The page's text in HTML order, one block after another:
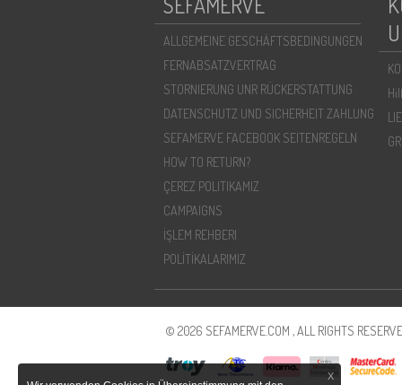
ALLGEMEINE GESCHÄFTSBEDINGUNGEN
FERNABSATZVERTRAG
STORNIERUNG UNR RÜCKERSTATTUNG
DATENSCHUTZ UND SICHERHEIT ZAHLUNG
SEFAMERVE FACEBOOK SEITENREGELN
HOW TO RETURN?
ÇEREZ POLITIKAMIZ
CAMPAIGNS
İŞLEM REHBERI
POLİTİKALARIMIZ
© 2026 SEFAMERVE.COM , ALL RIGHTS
X